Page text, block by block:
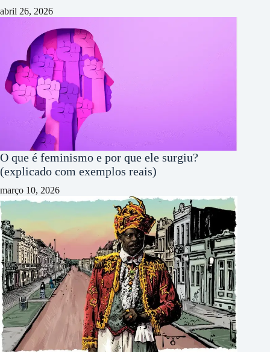
abril 26, 2026
O que é feminismo e por que ele surgiu?
(explicado com exemplos reais)
março 10, 2026